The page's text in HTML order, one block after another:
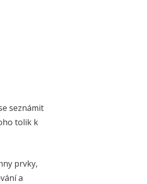
seznámit
tolik k
prvky,
a